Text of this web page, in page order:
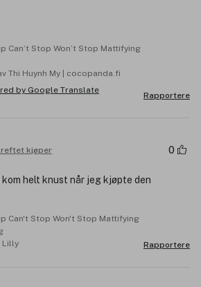
Can’t Stop Won’t Stop Mattifying
Thi Huynh My | cocopanda.fi
Rapportere
kjøper 0
helt knust når jeg kjøpte den
Can't Stop Won't Stop Mattifying
Lilly
Rapportere